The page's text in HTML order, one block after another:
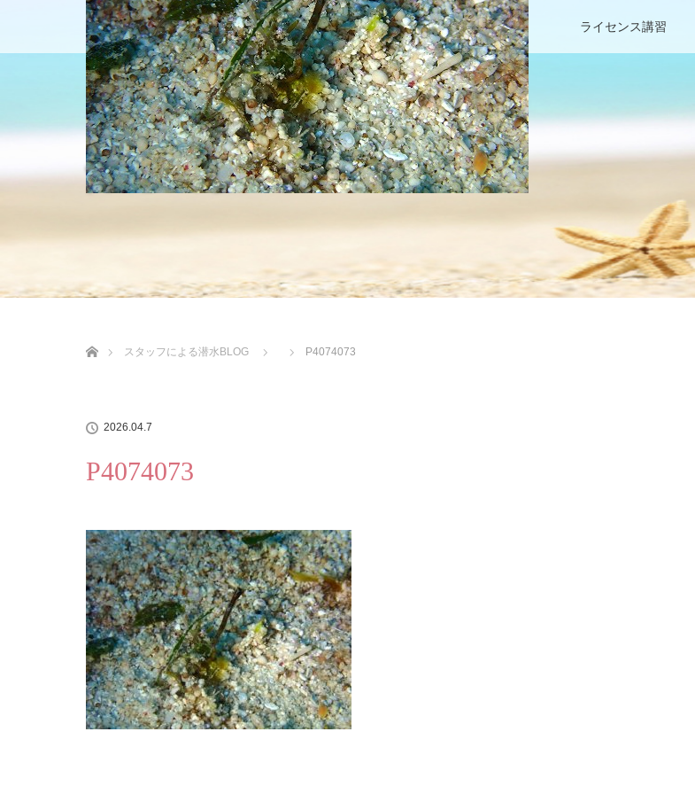
HOME ショップについて ファンダイビング ライセンス講習
沖縄の海 BLOG
スタッフによる潜水BLOG
P4074073
2026.04.7
P4074073